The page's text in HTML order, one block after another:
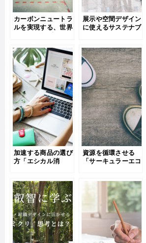
カーボンニュートラ
ルを実現する、世界
をご紹介
展示や空間デザイン
に使えるサステナブ
加速する商品の選び
方「エシカル消
ト・参考事例を紹介
資源を循環させる
「サーキュラーエコ